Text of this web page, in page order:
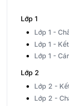
Lớp 1
Lớp 1 -
Lớp 1 -
Lớp 1 -
Lớp 2
Lớp 2 -
Lớp 2 -